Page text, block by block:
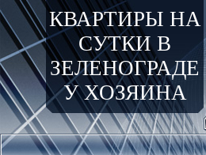
КВАРТИРЫ НА
СУТКИ В
ЗЕЛЕНОГРАДЕ
У ХОЗЯИНА